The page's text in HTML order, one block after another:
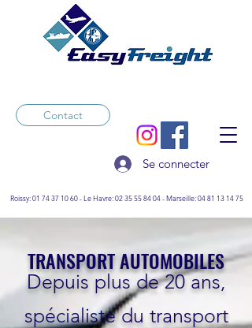
Se connecter
Contact
Roissy:01 74 37 10 60-Le Havre:02 35 55 84 04- Marseille:04 81 13 14 75
TRANSPORT AUTOMOBILES
Depuis plus de 20 ans,
spécialiste du transport